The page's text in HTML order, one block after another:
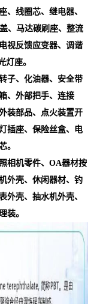
线圈芯、继电器、
、马达碳刷座、整流
视反馈应变器、调谐
灯座。
子、化油器、安全带
、外部把手、连接
装部品、点火装置开
插座、保险丝盒、电
。
相机零件、OA器材按
外壳、休闲器材、钓
外壳、抽水机外壳、
装。